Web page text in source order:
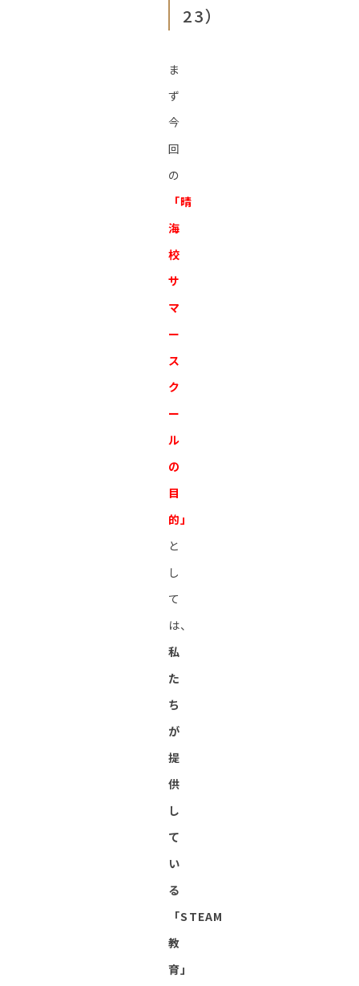
23）
ま
ず
今
回
の
「晴
海
校
サ
マ
ー
ス
ク
ー
ル
の
目
的」
と
し
て
は、
私
た
ち
が
提
供
し
て
い
る
「STEAM
教
育」